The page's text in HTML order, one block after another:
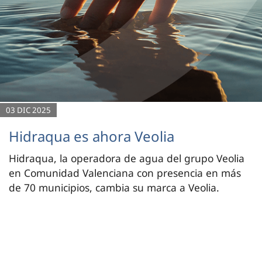
03 DIC 2025
Hidraqua es ahora Veolia
Hidraqua, la operadora de agua del grupo Veolia
en Comunidad Valenciana con presencia en más
de 70 municipios, cambia su marca a Veolia.